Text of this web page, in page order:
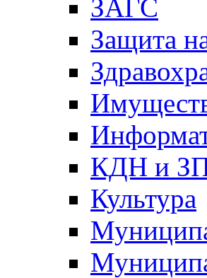
ЗАГС
Защита
КДН и
Культура